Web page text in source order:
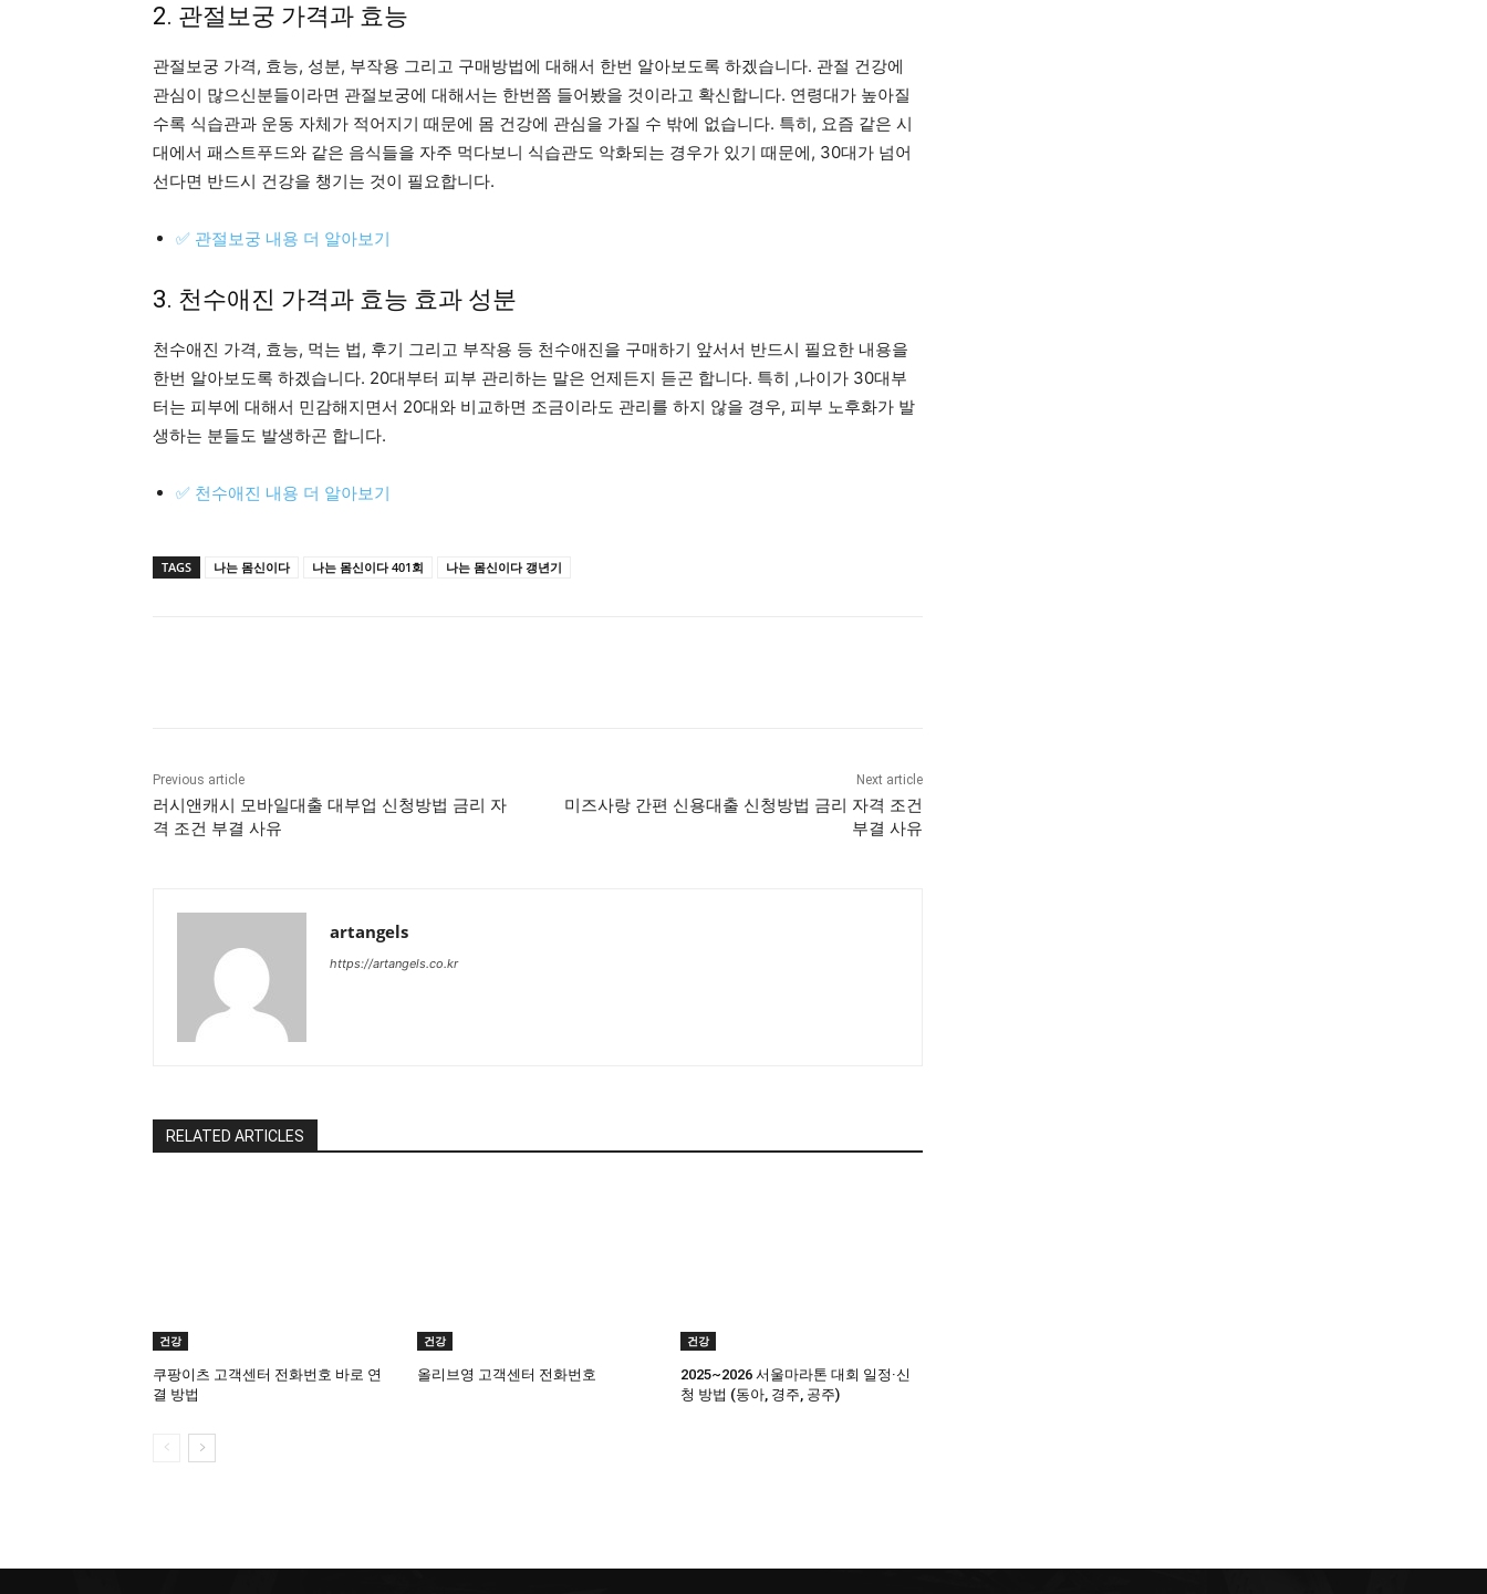
2. 관절보궁 가격과 효능
관절보궁 가격, 효능, 성분, 부작용 그리고 구매방법에 대해서 한번 알아보도록 하겠습니다. 관절 건강에
관심이 많으신분들이라면 관절보궁에 대해서는 한번쯤 들어봤을 것이라고 확신합니다. 연령대가 높아질
수록 식습관과 운동 자체가 적어지기 때문에 몸 건강에 관심을 가질 수 밖에 없습니다. 특히, 요즘 같은 시
대에서 패스트푸드와 같은 음식들을 자주 먹다보니 식습관도 악화되는 경우가 있기 때문에, 30대가 넘어
선다면 반드시 건강을 챙기는 것이 필요합니다.
✅ 관절보궁 내용 더 알아보기
3. 천수애진 가격과 효능 효과 성분
천수애진 가격, 효능, 먹는 법, 후기 그리고 부작용 등 천수애진을 구매하기 앞서서 반드시 필요한 내용을
한번 알아보도록 하겠습니다. 20대부터 피부 관리하는 말은 언제든지 듣곤 합니다. 특히 ,나이가 30대부
터는 피부에 대해서 민감해지면서 20대와 비교하면 조금이라도 관리를 하지 않을 경우, 피부 노후화가 발
생하는 분들도 발생하곤 합니다.
✅ 천수애진 내용 더 알아보기
TAGS 나는 몸신이다 나는 몸신이다 401회 나는 몸신이다 갱년기
Previous article
러시앤캐시 모바일대출 대부업 신청방법 금리 자
격 조건 부결 사유
Next article
미즈사랑 간편 신용대출 신청방법 금리 자격 조건
부결 사유
artangels
https://artangels.co.kr
RELATED ARTICLES
건강
쿠팡이츠 고객센터 전화번호 바로 연
결 방법
건강
올리브영 고객센터 전화번호
건강
2025~2026 서울마라톤 대회 일정·신
청 방법 (동아, 경주, 공주)